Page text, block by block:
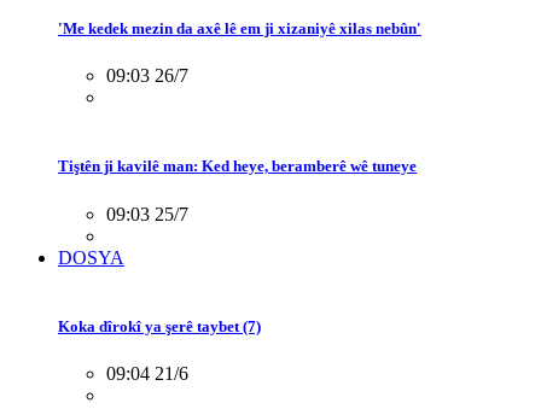
'Me kedek mezin da axê lê em ji xizaniyê xilas nebûn'
09:03 26/7
Tiştên ji kavilê man: Ked heye, beramberê wê tuneye
09:03 25/7
DOSYA
Koka dîrokî ya şerê taybet (7)
09:04 21/6